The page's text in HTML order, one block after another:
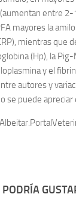
entre 2-
mayores la
mientras que
(Hp), la
y el
autores y
puede apreciar